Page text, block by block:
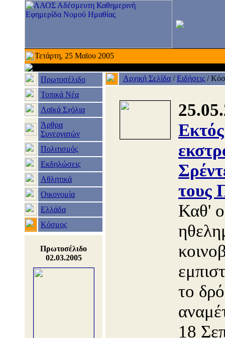
Τετάρτη, 25 Μαϊου 2005
Πρωτοσέλιδο
Τοπικά Νέα
Λαϊκά Σχόλια
Άρθρα
Συνεργατών
Πολιτισμός
Εκδηλώσεις
Αθλητικά
Οικονομία
Ελλάδα
Κόσμος
Πρωτοσέλιδο
02.03.2005
Αρχική Σελίδα /Ειδήσεις /
τους
Καθ'
το
18